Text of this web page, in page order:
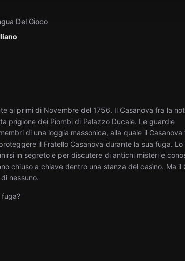
Del Gioco
ai primi di Novembre del 1756. Il Casanova fra la
prigione dei Piombi di Palazzo Ducale. Le guardie
di una loggia massonica, alla quale il Casanova
il Fratello Casanova durante la sua fuga. Lo
in segreto e per discutere di antichi misteri e
chiuso a chiave dentro una stanza del casìno. Ma il
nessuno.
fuga?